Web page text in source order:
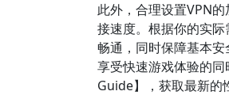
此外，合理设置VPN
接速度。根据你的实
畅通，同时保障基本
享受快速游戏体验的
Guide】，获取最新的